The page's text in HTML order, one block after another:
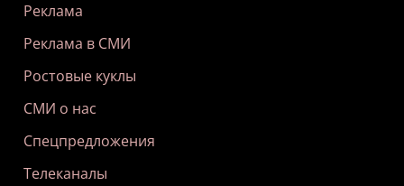
Реклама
Реклама в СМИ
Ростовые куклы
СМИ о нас
Спецпредложения
Телеканалы